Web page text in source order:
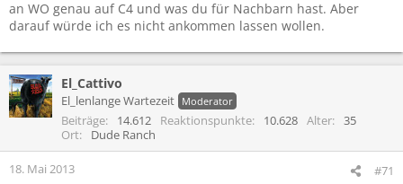
an WO genau auf C4 und was du für Nachbarn hast. Aber
darauf würde ich es nicht ankommen lassen wollen.
El_Cattivo
El_lenlange Wartezeit Moderator
Beiträge 14.612 Reaktionspunkte 10.628 Alter
35
Ort
Dude Ranch
18. Mai 2013 #71